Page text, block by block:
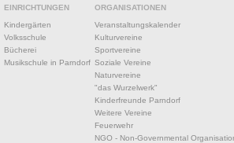
EINRICHTUNGEN
Kindergärten
Volksschule
Bücherei
Musikschule in Parndorf
ORGANISATIONEN
Veranstaltungskalender
Kulturvereine
Sportvereine
Soziale Vereine
Naturvereine
"das Wurzelwerk"
Kinderfreunde Parndorf
Weitere Vereine
Feuerwehr
NGO - Non-Governmental